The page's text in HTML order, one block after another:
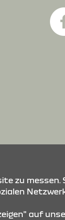
zu
auf